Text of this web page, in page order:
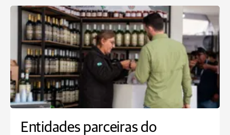
Entidades parceiras do